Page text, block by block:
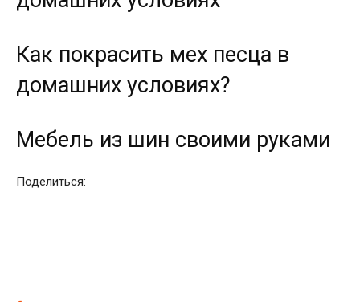
Как покрасить мех песца в
домашних условиях?
Мебель из шин своими руками
Поделиться: